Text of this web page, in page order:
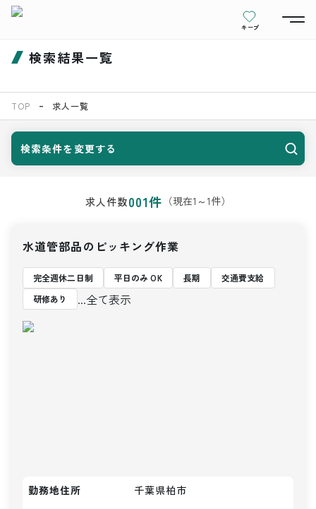
キープ
検索結果一覧
TOP 求人一覧
検索条件を変更する
求人件数001件 （現在1 ～1件）
水道管部品のピッキング作業
完全週休二日制 平日のみ OK 長期
交通費支給
研修あり
...全て表示
勤務地住所
千葉県柏市